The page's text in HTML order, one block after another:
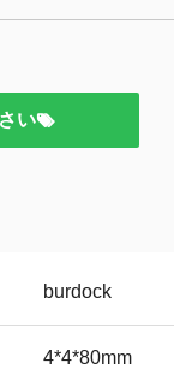
い
burdock
4*4*80mm